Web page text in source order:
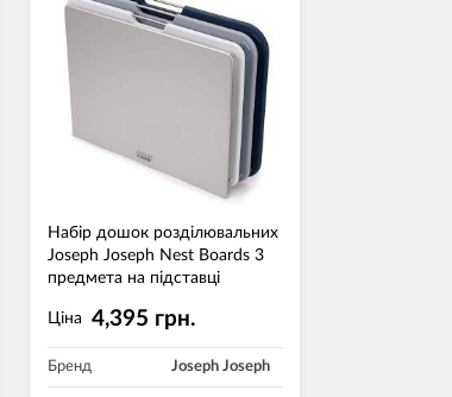
Набір дошок розділювальних
Joseph Joseph Nest Boards 3
предмета на підставці
Ціна 4,395 грн.
Бренд Joseph Joseph